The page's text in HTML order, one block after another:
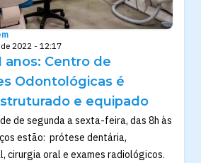
2022 - 12:17
anos: Centro de
Odontológicas é
e equipado
de segunda a sexta-feira, das 8h às
estão: prótese dentária,
cirurgia oral e exames radiológicos.